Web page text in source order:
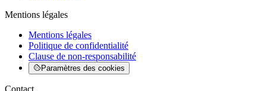
Mentions légales
Mentions légales
Politique de confidentialité
Clause de non-responsabilité
Paramètres des cookies
Contact